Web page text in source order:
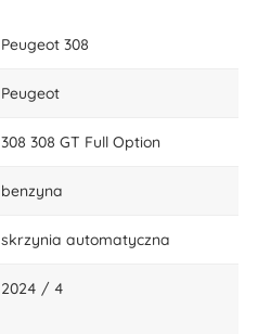
Peugeot 308
Peugeot
308 308 GT Full Option
benzyna
skrzynia automatyczna
2024 / 4